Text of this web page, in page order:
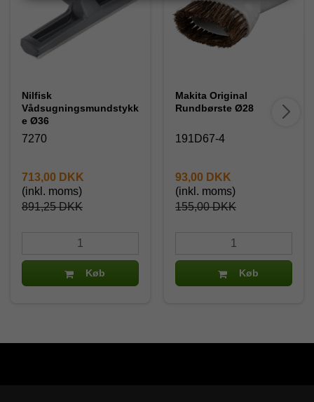
Nilfisk
Vådsugningsmundstykk
e Ø36
7270
891,25 DKK
713,00 DKK
(inkl. moms)
Køb
Makita Original
Rundbørste Ø28
191D67-4
155,00 DKK
93,00 DKK
(inkl. moms)
Køb